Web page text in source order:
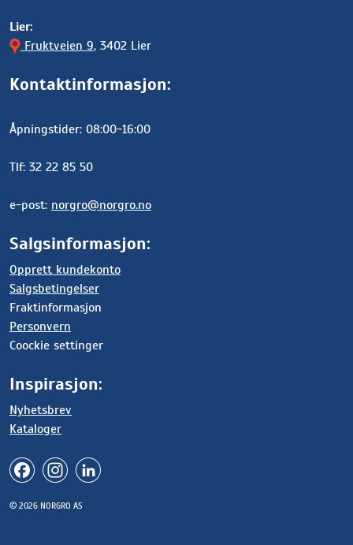
Lier:
Fruktveien 9, 3402 Lier
Kontaktinformasjon:
Åpningstider: 08:00-16:00
Tlf: 32 22 85 50
e-post: norgro@norgro.no
Salgsinformasjon:
Opprett kundekonto
Salgsbetingelser
Fraktinformasjon
Personvern
Coockie settinger
Inspirasjon:
Nyhetsbrev
Kataloger
© 2026 NORGRO AS